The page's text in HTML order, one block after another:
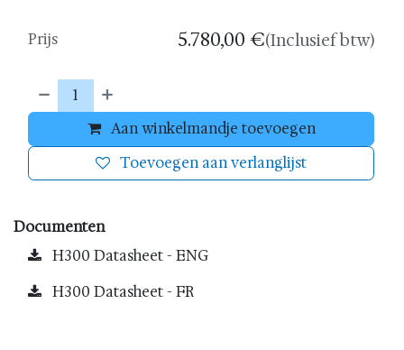
Aan winkelmandje toevoegen
Toevoegen aan verlanglijst
Prijs 5.780,00 €(Inclusief btw)
Documenten
H300 Datasheet - ENG
H300 Datasheet - FR